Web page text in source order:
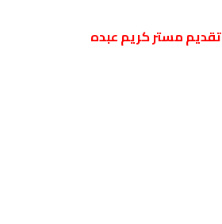
تقديم مستر كريم عبده